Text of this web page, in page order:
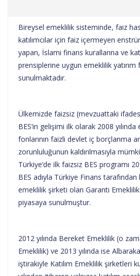
Bireysel emeklilik sisteminde, faiz
katılımcılar için faiz içermeyen
yapan, İslami finans kurallarına ve
prensiplerine uygun emeklilik yatırım
sunulmaktadır.
Ülkemizde faizsiz (mevzuattaki
BES’in gelişimi ilk olarak 2008 yılında
fonlarının faizli devlet iç borçlanma
zorunluluğunun kaldırılmasıyla
Türkiye’de ilk faizsiz BES programı
BES adıyla Türkiye Finans
emeklilik şirketi olan Garanti
piyasaya sunulmuştur.
2012 yılında Bereket Emeklilik (o
Emeklilik) ve 2013 yılında ise
iştirakiyle Katılım Emeklilik şirketleri